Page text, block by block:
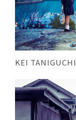
KEI TANIGUCHI